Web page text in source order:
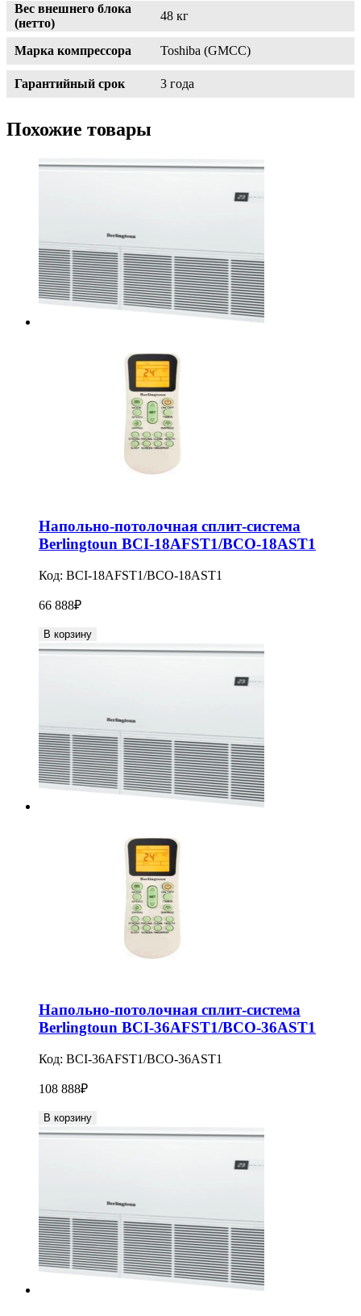
Вес внешнего блока
(нетто)
48 кг
Марка компрессора Toshiba (GMCC)
Гарантийный срок 3 года
Похожие товары
Напольно-потолочная сплит-система
Berlingtoun BCI-18AFST1/BCO-18AST1
Код: BCI-18AFST1/BCO-18AST1
66 888₽
В корзину
Напольно-потолочная сплит-система
Berlingtoun BCI-36AFST1/BCO-36AST1
Код: BCI-36AFST1/BCO-36AST1
108 888₽
В корзину